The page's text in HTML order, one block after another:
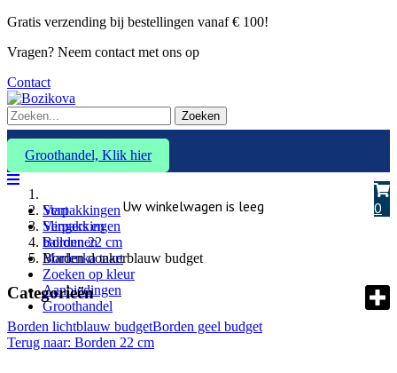
Gratis verzending bij bestellingen vanaf € 100!
Vragen? Neem contact met ons op
Contact
Zoeken
Groothandel, Klik hier
0
Uw winkelwagen is leeg
Verpakkingen
Slingers en
ballonnen
Marlenka taart
Zoeken op kleur
Aanbiedingen
Groothandel
Start
Verpakkingen
Borden 22 cm
Borden donkerblauw budget
Categorieën
Borden lichtblauw budgetBorden geel budget
Terug naar: Borden 22 cm